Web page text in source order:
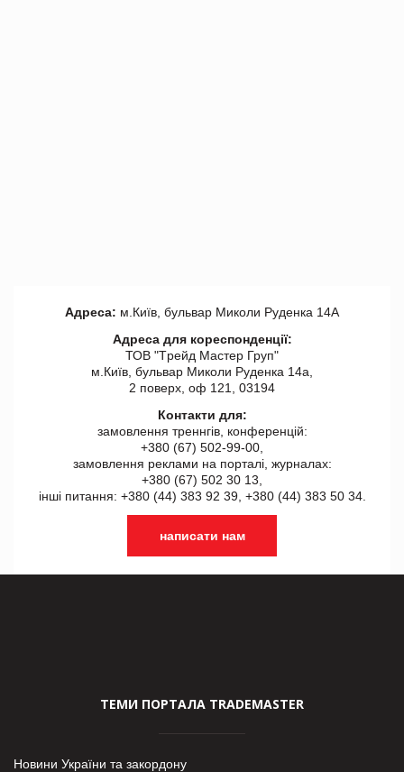
Адреса: м.Київ, бульвар Миколи Руденка 14А
Адреса для кореспонденції:
ТОВ "Tрейд Мастер Груп"
м.Київ, бульвар Миколи Руденка 14а,
2 поверх, оф 121, 03194
Контакти для:
замовлення треннгів, конференцій:
+380 (67) 502-99-00,
замовлення реклами на порталі, журналах:
+380 (67) 502 30 13,
інші питання: +380 (44) 383 92 39, +380 (44) 383 50 34.
написати нам
ТЕМИ ПОРТАЛА TRADEMASTER
Новини України та закордону